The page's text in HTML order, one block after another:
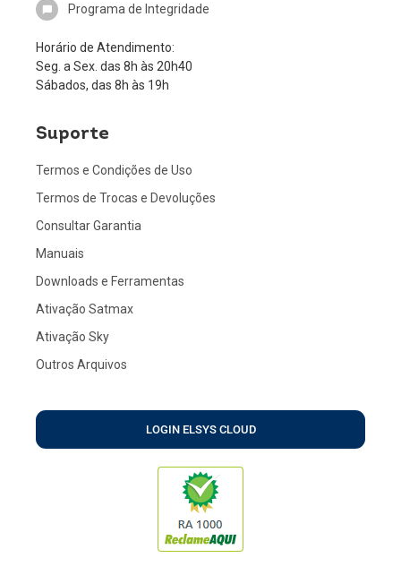
Programa de Integridade
Horário de Atendimento:
Seg. a Sex. das 8h às 20h40
Sábados, das 8h às 19h
Suporte
Termos e Condições de Uso
Termos de Trocas e Devoluções
Consultar Garantia
Manuais
Downloads e Ferramentas
Ativação Satmax
Ativação Sky
Outros Arquivos
LOGIN ELSYS CLOUD